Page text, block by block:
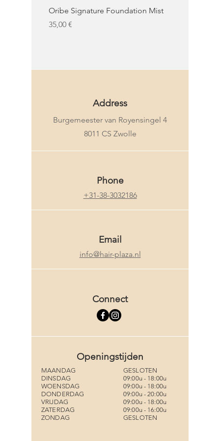
Oribe Signature Foundation Mist
Precio
35,00 €
Address
Burgemeester van Royensingel 4
8011 CS Zwolle
Phone
+31-38-3032186
Email
info@hair-plaza.nl
Connect
Openingstijden
MAANDAG
DINSDAG
WOENSDAG
DONDERDAG
VRIJDAG
ZATERDAG
ZONDAG
GESLOTEN
09:00u - 18:00u
09:00u - 18:00u
09:00u - 20:00u
09:00u - 18:00u
09:00u - 16:00u
GESLOTEN